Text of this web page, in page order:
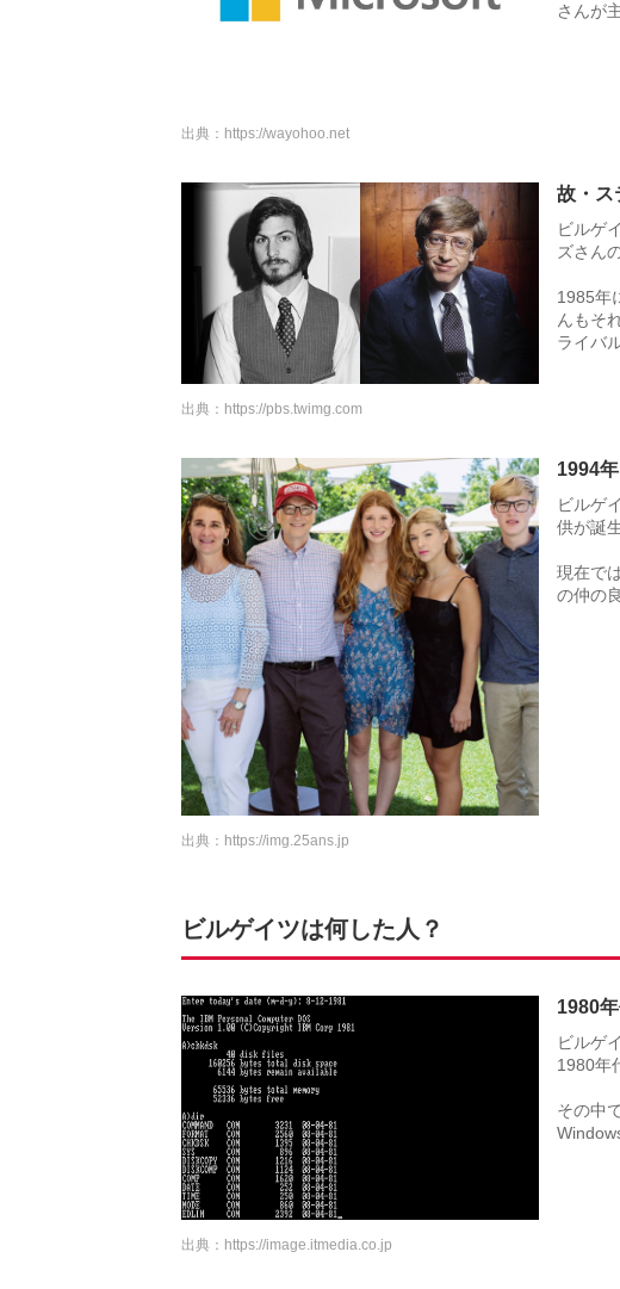
さんが
出典： https://wayohoo.net
故・ス
ビルゲ
ズさん
1985年
んもそ
ライバ
出典： https://pbs.twimg.com
1994
ビルゲ
供が誕
現在で
の仲の
出典： https://img.25ans.jp
ビルゲイツは何した人？
1980
ビルゲ
1980年
その中
出典： https://image.itmedia.co.jp